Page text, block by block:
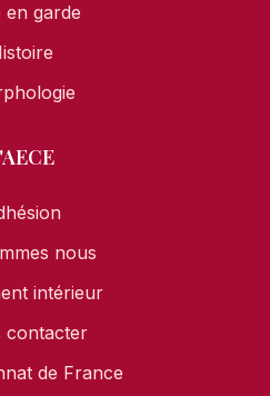
en garde
nous
intérieur
contacter
de France